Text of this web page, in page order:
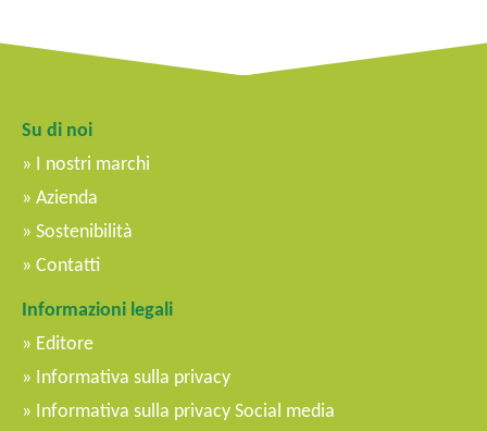
Su di noi
I nostri marchi
Azienda
Sostenibilità
Contatti
Informazioni legali
Editore
Informativa sulla privacy
Informativa sulla privacy Social media